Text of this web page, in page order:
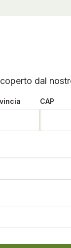
dal
CAP